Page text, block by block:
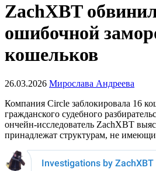
ZachXBT
ошибочной
кошельков
26.03.2026 Мирослава Андреева
Компания Circle заблокировала 16
гражданского судебного
ончейн-исследователь ZachXBT
принадлежат структурам, не